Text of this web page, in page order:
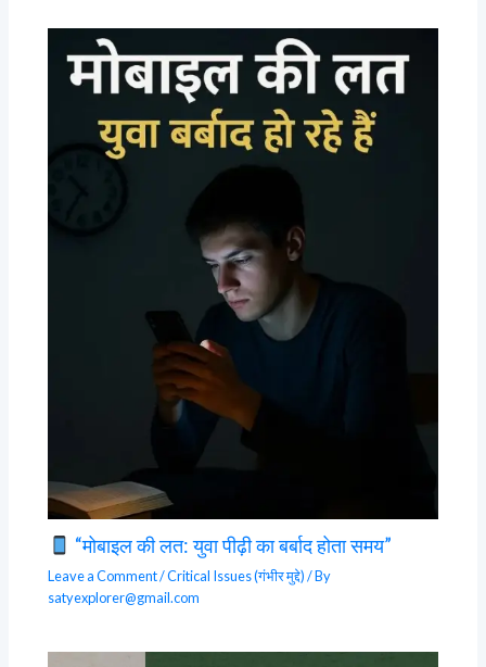
“मोबाइल की लत: युवा पीढ़ी का बर्बाद होता समय”
Leave a Comment/Critical Issues (गंभीर मुद्दे)/ By
satyexplorer@gmail.com